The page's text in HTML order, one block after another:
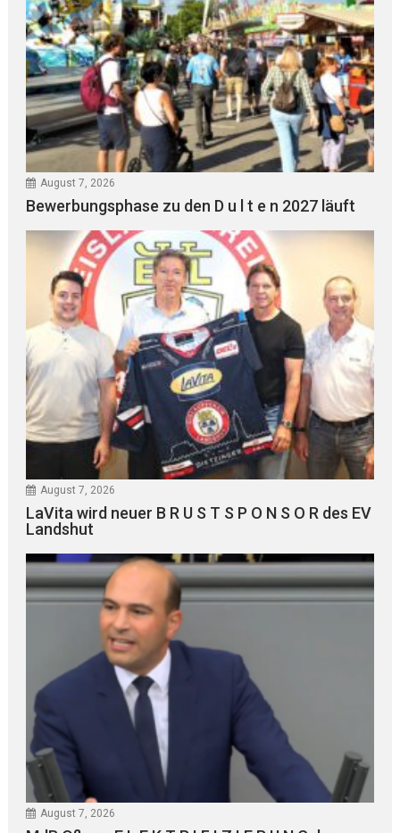
August 7, 2026
Bewerbungsphase zu den D u l t e n 2027 läuft
August 7, 2026
LaVita wird neuer B R U S T S P O N S O R des EV
Landshut
August 7, 2026